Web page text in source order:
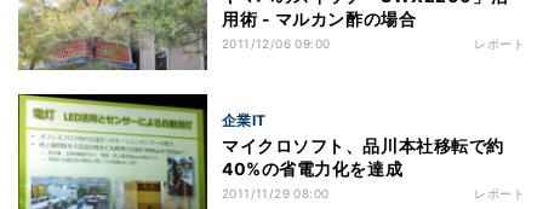
用術 - マルカン酢の場合
2011/12/06 09:00 レポート
企業IT
マイクロソフト、品川本社移転で約
40%の省電力化を達成
2011/11/29 08:00 レポート